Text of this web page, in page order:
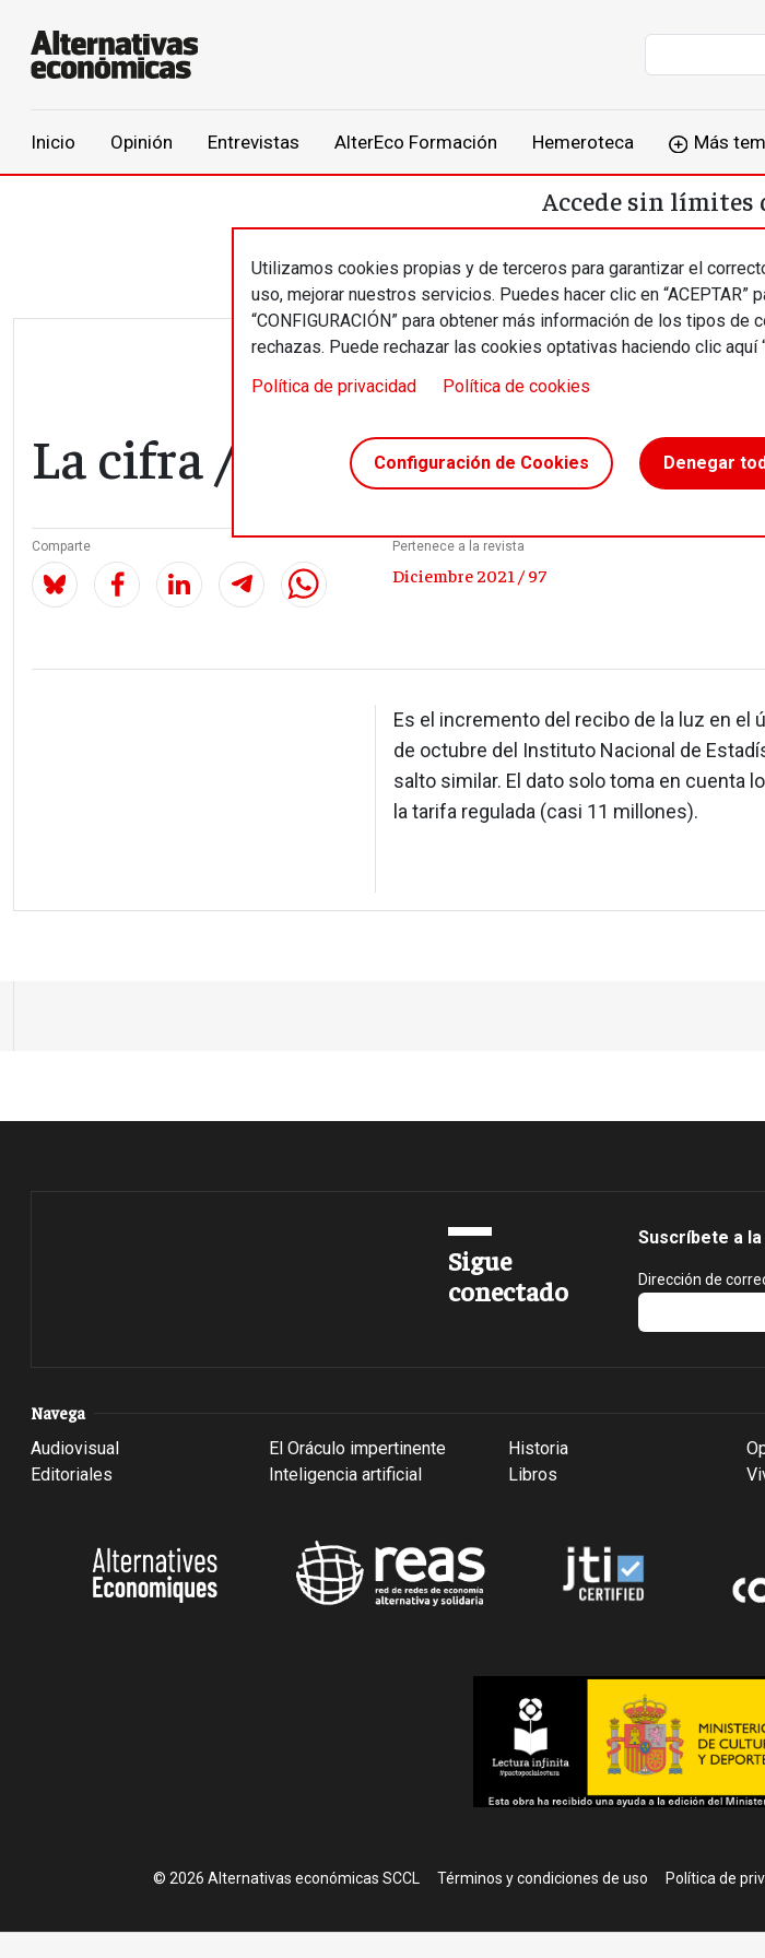
Inicio Opinión Entrevistas AlterEco Formación Hemeroteca Más
Utilizamos cookies propias y de terceros para garantizar el
uso, mejorar nuestros servicios. Puedes hacer clic en
“CONFIGURACIÓN” para obtener más información de los tipos
rechazas. Puede rechazar las cookies optativas haciendo clic aquí
Política de privacidad
Política de cookies
Configuración de Cookies Denegar
Accede sin límites
La cifra // 62,8%
Comparte Pertenece a la revista
Diciembre 2021 / 97
Es el incremento del recibo de la luz en el
de octubre del Instituto Nacional de
salto similar. El dato solo toma en cuenta
la tarifa regulada (casi 11 millones).
Sigue
conectado
Suscríbete a
Dirección de
Navega
Audiovisual
Editoriales
El Oráculo impertinente
Inteligencia artificial
Historia
Libros
© 2026 Alternativas económicas SCCL Footer
Términos y condiciones de uso Política de